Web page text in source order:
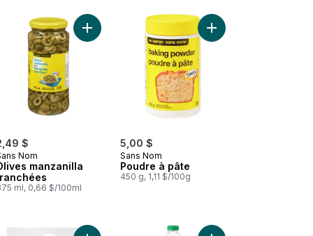
au panier
sure au panier
$
Nom
manzanilla
ml, 0,66 $/100ml
Ajouter Olives manzanilla tranchées au panier
5,00 $
Sans Nom
Poudre à pâte
450 g, 1,11 $/100g
Ajouter Poudre à